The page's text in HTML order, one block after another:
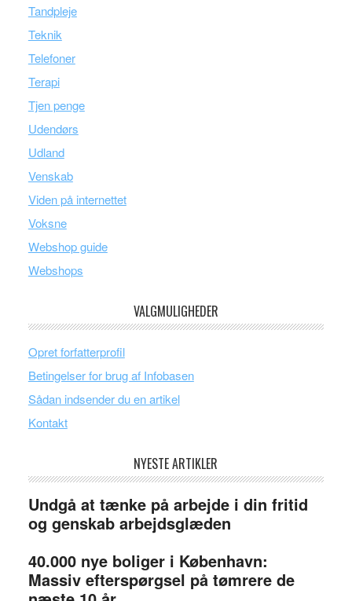
Tandpleje
Teknik
Telefoner
Terapi
Tjen penge
Udendørs
Udland
Venskab
Viden på internettet
Voksne
Webshop guide
Webshops
VALGMULIGHEDER
Opret forfatterprofil
Betingelser for brug af Infobasen
Sådan indsender du en artikel
Kontakt
NYESTE ARTIKLER
Undgå at tænke på arbejde i din fritid
og genskab arbejdsglæden
40.000 nye boliger i København:
Massiv efterspørgsel på tømrere de